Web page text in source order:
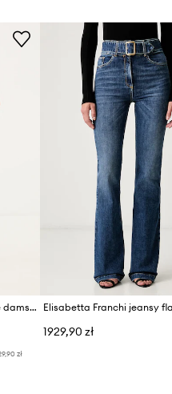
Elisabetta Franchi jeansy flare damskie
zł
1929,90 zł